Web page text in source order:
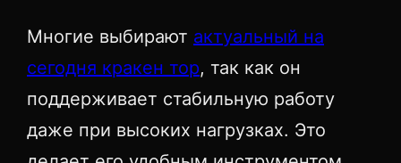
Многие выбирают актуальный на
сегодня кракен тор, так как он
поддерживает стабильную работу
даже при высоких нагрузках. Это